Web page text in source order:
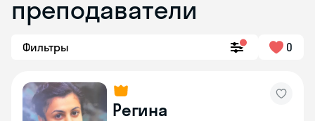
преподаватели
Фильтры 0
Регина